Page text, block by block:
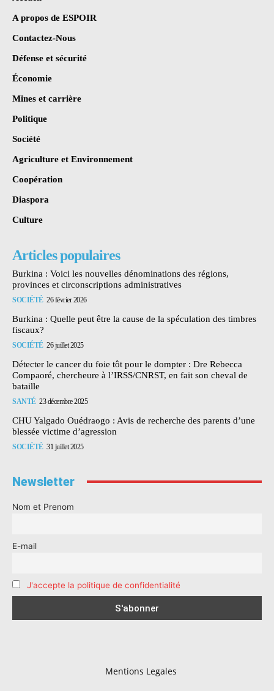
A propos de ESPOIR
Contactez-Nous
Défense et sécurité
Économie
Mines et carrière
Politique
Société
Agriculture et Environnement
Coopération
Diaspora
Culture
Articles populaires
Burkina : Voici les nouvelles dénominations des régions,
provinces et circonscriptions administratives
SOCIÉTÉ 26 février 2026
Burkina : Quelle peut être la cause de la spéculation des timbres
fiscaux?
SOCIÉTÉ 26 juillet 2025
Détecter le cancer du foie tôt pour le dompter : Dre Rebecca
Compaoré, chercheure à l’IRSS/CNRST, en fait son cheval de
bataille
SANTÉ 23 décembre 2025
CHU Yalgado Ouédraogo : Avis de recherche des parents d’une
blessée victime d’agression
SOCIÉTÉ 31 juillet 2025
Newsletter
Nom et Prenom
E-mail
J'accepte la politique de confidentialité
Mentions Legales